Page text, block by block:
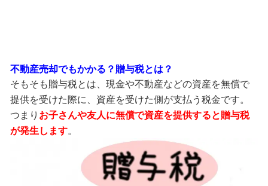
不動産売却でもかかる？贈与税とは？
そもそも贈与税とは、現金や不動産などの資産を無償で
提供を受けた際に、資産を受けた側が支払う税金です。
つまり お子さんや友人に無償で資産を提供すると贈与税
が発生します。